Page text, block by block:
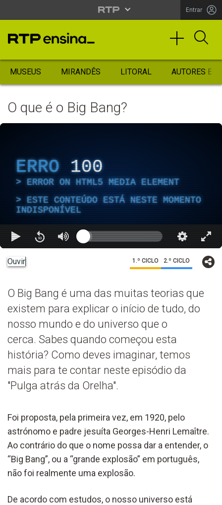
Entrar
MUSEUS MIRANDÊS LITORAL AUTORES
O que é o Big Bang?
ERRO 100
ERROR ON HTML5 MEDIA ELEMENT
ESTE CONTEÚDO ESTÁ NESTE MOMENTO
INDISPONÍVEL
Ouvir 1.º CICLO 2.º CICLO
O Big Bang é uma das muitas teorias que
existem para explicar o início de tudo, do
nosso mundo e do universo que o
cerca. Sabes quando começou esta
história? Como deves imaginar, temos
mais para te contar neste episódio da
"Pulga atrás da Orelha".
Foi proposta, pela primeira vez, em 1920, pelo
astrónomo e padre jesuíta Georges-Henri Lemaître.
Ao contrário do que o nome possa dar a entender, o
“Big Bang”, ou a “grande explosão” em português,
não foi realmente uma explosão.
De acordo com estudos, o nosso universo está